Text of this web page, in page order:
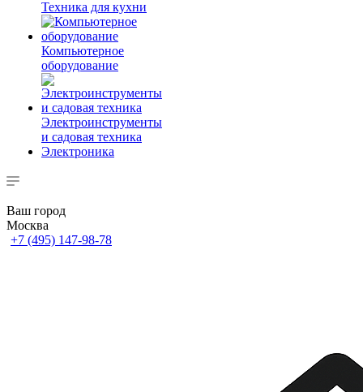
Техника для кухни
Компьютерное
оборудование
Электроинструменты
и садовая техника
Электроника
Ваш город
Москва
+7 (495) 147-98-78